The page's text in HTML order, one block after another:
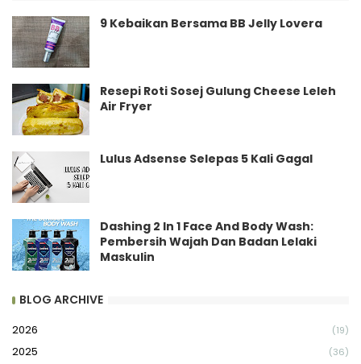
9 Kebaikan Bersama BB Jelly Lovera
Resepi Roti Sosej Gulung Cheese Leleh
Air Fryer
Lulus Adsense Selepas 5 Kali Gagal
Dashing 2 In 1 Face And Body Wash:
Pembersih Wajah Dan Badan Lelaki
Maskulin
BLOG ARCHIVE
2026 (19)
2025 (36)